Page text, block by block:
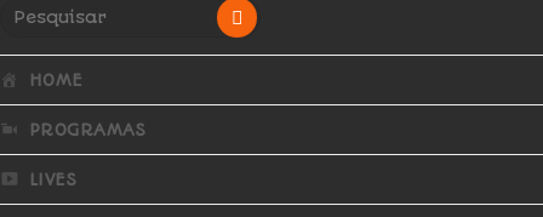
HOME
PROGRAMAS
LIVES